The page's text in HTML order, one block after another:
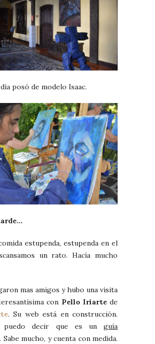
posó de modelo Isaac.
estupenda, estupenda en el
un rato. Hacía mucho
mas amigos y hubo una visita
con Pello Iriartede
. Su web está en construcción.
puedo decir que es un guía
. Sabe mucho, y cuenta con medida.